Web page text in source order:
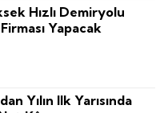
Hızlı Demiryolu
Yapacak
Yılın Ilk Yarısında